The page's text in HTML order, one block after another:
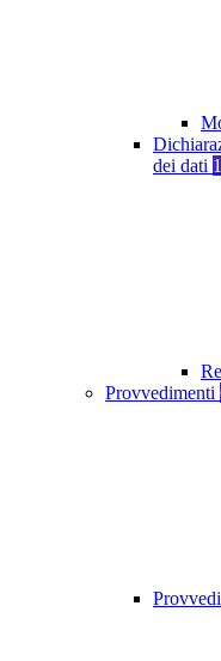
dei dati 1
Provvedimenti